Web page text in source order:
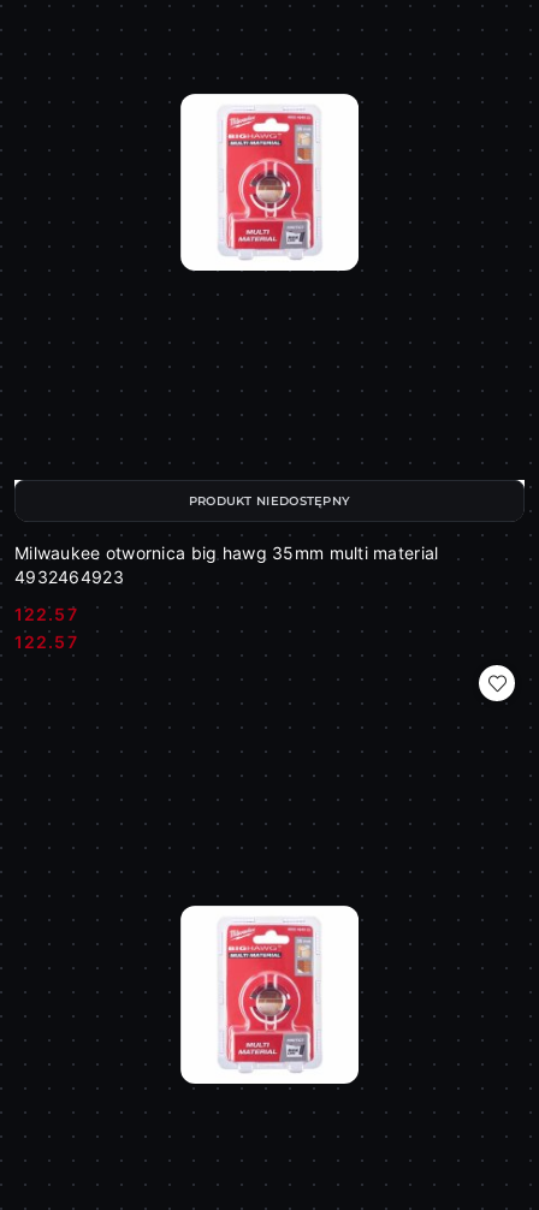
Milwaukee otwornica big hawg 35mm multi material
4932464923
Cena:
122.57
Cena:
122.57
PRODUKT NIEDOSTĘPNY